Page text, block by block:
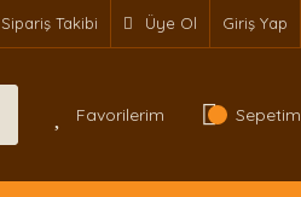
Sipariş Takibi Üye Ol Giriş Yap
Favorilerim Sepetim